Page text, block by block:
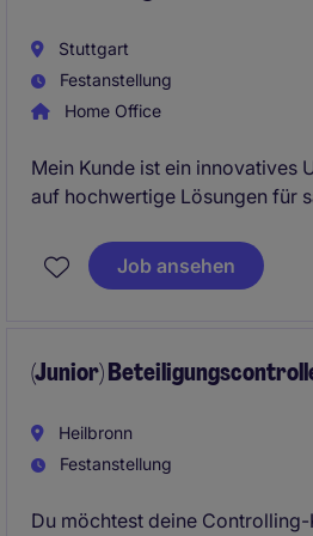
Stuttgart
Festanstellung
Home Office
Mein Kunde ist ein innovatives
auf hochwertige Lösungen für
modernem Know-how, hoher
und einem klaren Fokus auf
Job ansehen
(Junior)
Heilbronn
Festanstellung
Du möchtest deine Controlling-